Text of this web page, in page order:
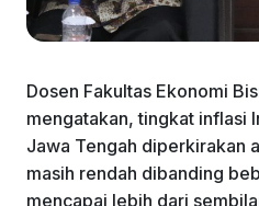
Dosen Fakultas Ekonomi
mengatakan, tingkat inflasi
Jawa Tengah diperkirakan
masih rendah dibanding
mencapai lebih dari